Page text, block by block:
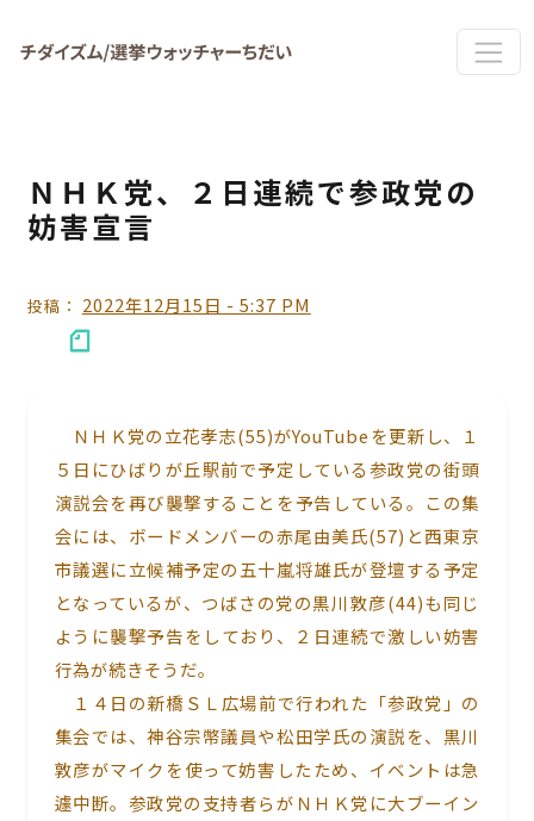
ＮＨＫ党、２日連続で参政党の
妨害宣言
投稿： 2022年12月15日 - 5:37 PM
ＮＨＫ党の立花孝志(55)がYouTubeを更新し、１
５日にひばりが丘駅前で予定している参政党の街頭
演説会を再び襲撃することを予告している。この集
会には、ボードメンバーの赤尾由美氏(57)と西東京
市議選に立候補予定の五十嵐将雄氏が登壇する予定
となっているが、つばさの党の黒川敦彦(44)も同じ
ように襲撃予告をしており、２日連続で激しい妨害
行為が続きそうだ。
１４日の新橋ＳＬ広場前で行われた「参政党」の
集会では、神谷宗幣議員や松田学氏の演説を、黒川
敦彦がマイクを使って妨害したため、イベントは急
遽中断。参政党の支持者らがＮＨＫ党に大ブーイン